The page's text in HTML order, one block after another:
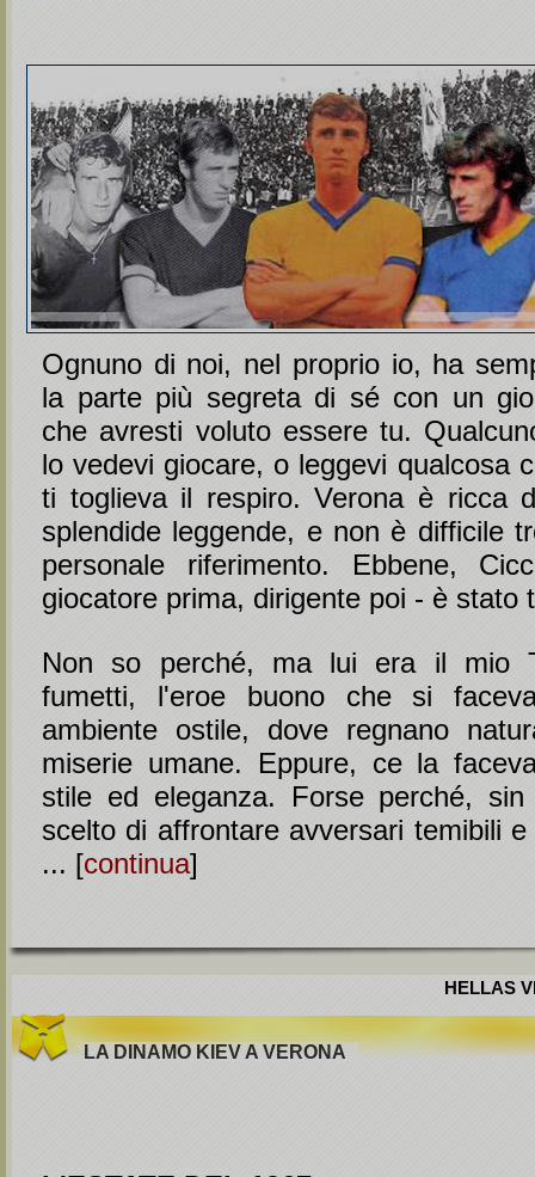
Ognuno di noi, nel proprio io, ha
la parte più segreta di sé con un
che avresti voluto essere tu.
lo vedevi giocare, o leggevi qualcosa
ti toglieva il respiro. Verona è ricca
splendide leggende, e non è difficile
personale riferimento. Ebbene,
giocatore prima, dirigente poi - è stato
Non so perché, ma lui era il mio
fumetti, l'eroe buono che si
ambiente ostile, dove regnano
miserie umane. Eppure, ce la
stile ed eleganza. Forse perché,
scelto di affrontare avversari temibili
... [continua]
HELLAS
LA DINAMO KIEV A VERONA